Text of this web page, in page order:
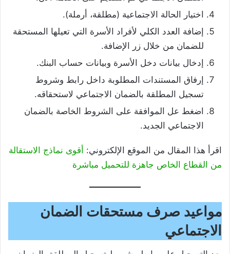
اختيار الحالة الاجتماعية (مطلقة، أرملة).
إضافة العدد الكلي لأفراد الأسرة التي تعيلها المستحقة
للضمان من خلال زر الإضافة.
إدخال بيانات دخل الأسرة وبيانات حساب البنك.
إرفاق المستندات المطلوبة داخل رابط وشروط
تسجيل المطلقة بالضمان الاجتماعي لاستحقاقه.
اضغط عل الموافقة على الشروط الخاصة بالضمان
الاجتماعي الجديد.
اقرأ هذا المقال من الموقع الإلكتروني: أقوى نماذج الاستقالة
من القطاع الخاص جاهزة للتحميل مباشرة
مواعيد صرف مستحقات الضمان
الاجتماعي